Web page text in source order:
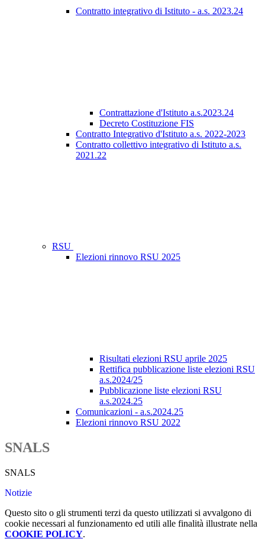
Contratto integrativo di Istituto - a.s. 2023.24
Contrattazione d'Istituto a.s.2023.24
Decreto Costituzione FIS
Contratto Integrativo d'Istituto a.s. 2022-2023
Contratto collettivo integrativo di Istituto a.s.
2021.22
RSU
Elezioni rinnovo RSU 2025
Risultati elezioni RSU aprile 2025
Rettifica pubblicazione liste elezioni RSU
a.s.2024/25
Pubblicazione liste elezioni RSU
a.s.2024.25
Comunicazioni - a.s.2024.25
Elezioni rinnovo RSU 2022
SNALS
SNALS
Notizie
Questo sito o gli strumenti terzi da questo utilizzati si avvalgono di
cookie necessari al funzionamento ed utili alle finalità illustrate nella
COOKIE POLICY.